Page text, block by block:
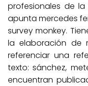
profesionales de la
apunta mercedes
survey monkey.
la elaboración de
referenciar una
texto: sánchez,
encuentran